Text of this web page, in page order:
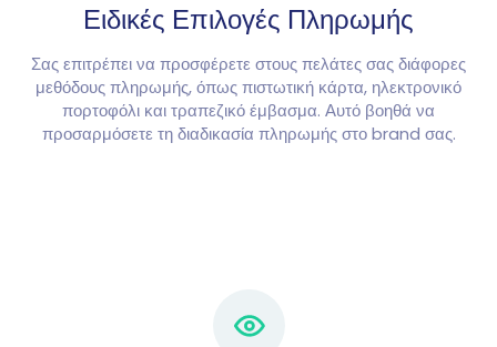
Ειδικές Επιλογές Πληρωμής
Σας επιτρέπει να προσφέρετε στους πελάτες σας διάφορες
μεθόδους πληρωμής, όπως πιστωτική κάρτα, ηλεκτρονικό
πορτοφόλι και τραπεζικό έμβασμα. Αυτό βοηθά να
προσαρμόσετε τη διαδικασία πληρωμής στο brand σας.